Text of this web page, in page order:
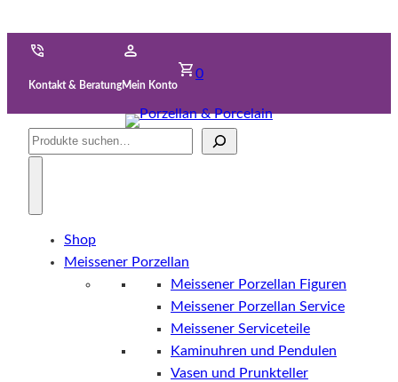
Kontakt & BeratungMein Konto
0
Suche
Shop
Meissener Porzellan
Meissener Porzellan Figuren
Meissener Porzellan Service
Meissener Serviceteile
Kaminuhren und Pendulen
Vasen und Prunkteller